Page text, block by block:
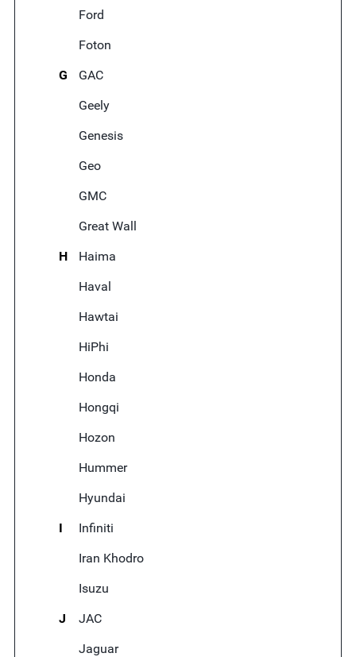
Ford
Foton
G
GAC
Geely
Genesis
Geo
GMC
Great Wall
H
Haima
Haval
Hawtai
HiPhi
Honda
Hongqi
Hozon
Hummer
Hyundai
I
Infiniti
Iran Khodro
Isuzu
J
JAC
Jaguar